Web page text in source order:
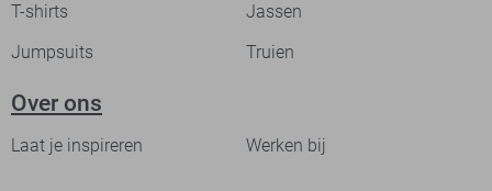
T-shirts
Jassen
Jumpsuits
Truien
Over ons
Laat je inspireren Werken bij